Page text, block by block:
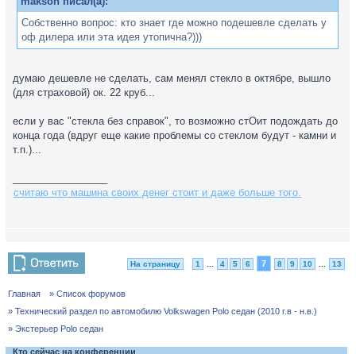
Собственно вопрос: кто знает где можно подешевле сделать у
оф дилера или эта идея утопична?)))
думаю дешевле не сделать, сам менял стекло в октябре, вышло
(для страховой) ок. 22 круб...
если у вас "стекла без справок", то возможно стОит подождать до
конца года (вдруг еще какие проблемы со стеклом будут - камни и
т.п.)...
считаю что машина своих денег стоит и даже больше того.
На страницу 1 4 5 6 7 8 9 10 13
Главная
» Список форумов
» Технический раздел по автомобилю Volkswagen Polo седан (2010 г.в - н.в.)
» Экстерьер Polo седан
Кто сейчас на конференции